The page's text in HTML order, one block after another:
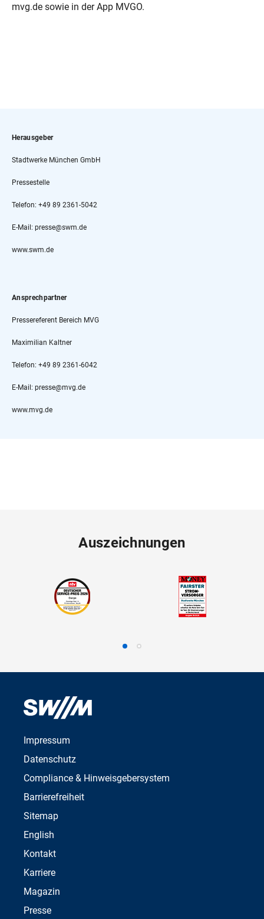
mvg.de sowie in der App MVGO.
Herausgeber
Stadtwerke München GmbH
Pressestelle
Telefon: +49 89 2361-5042
E-Mail: presse@swm.de
www.swm.de
Ansprechpartner
Pressereferent Bereich MVG
Maximilian Kaltner
Telefon: +49 89 2361-6042
E-Mail: presse@mvg.de
www.mvg.de
Auszeichnungen
Impressum
Datenschutz
Compliance & Hinweisgebersystem
Barrierefreiheit
Sitemap
English
Kontakt
Karriere
Magazin
Presse